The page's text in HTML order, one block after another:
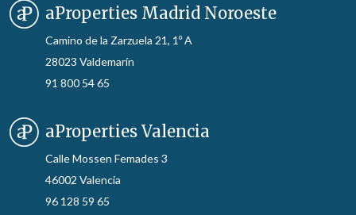
aProperties Madrid Noroeste
Camino de la Zarzuela 21, 1º A
28023 Valdemarín
91 800 54 65
aProperties Valencia
Calle Mossen Femades 3
46002 Valencia
96 128 59 65